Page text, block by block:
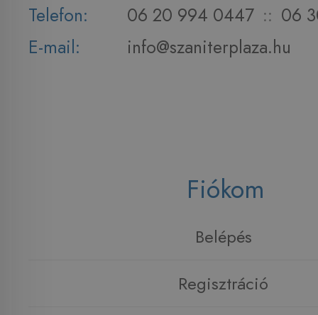
Telefon:
06 20 994 0447 :: 06
E-mail:
info@szaniterplaza.hu
Fiókom
Belépés
Regisztráció